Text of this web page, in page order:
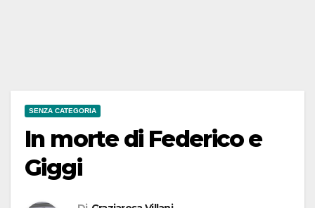
SENZA CATEGORIA
In morte di Federico e
Giggi